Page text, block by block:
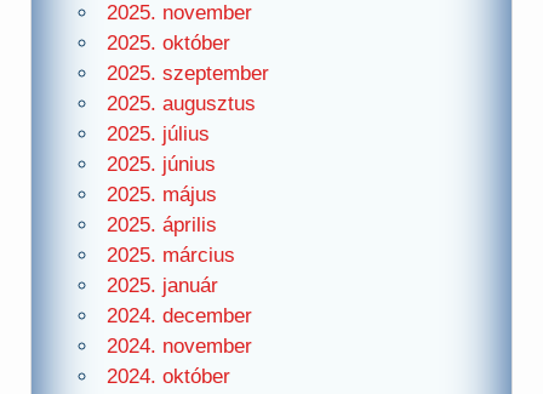
2025. november
2025. október
2025. szeptember
2025. augusztus
2025. július
2025. június
2025. május
2025. április
2025. március
2025. január
2024. december
2024. november
2024. október